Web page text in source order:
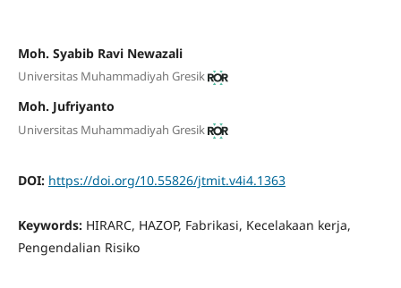
Moh. Syabib Ravi Newazali
Universitas Muhammadiyah Gresik
Moh. Jufriyanto
Universitas Muhammadiyah Gresik
DOI: https://doi.org/10.55826/jtmit.v4i4.1363
Keywords: HIRARC, HAZOP, Fabrikasi, Kecelakaan kerja,
Pengendalian Risiko